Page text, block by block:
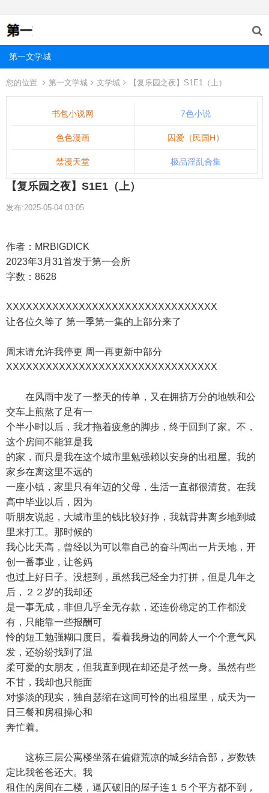
第一文学城
您的位置 第一文学城 文学城 【复乐园之夜】S1E1（上）
书包小说网 7色小说
色色漫画 囚爱（民国H）
禁漫天堂 极品淫乱合集
【复乐园之夜】S1E1（上）
发布:2025-05-04 03:05
作者：MRBIGDICK
2023年3月31首发于第一会所
字数：8628
XXXXXXXXXXXXXXXXXXXXXXXXXXXXXXXX
让各位久等了 第一季第一集的上部分来了
周末请允许我停更 周一再更新中部分
XXXXXXXXXXXXXXXXXXXXXXXXXXXXXXXX
在风雨中发了一整天的传单，又在拥挤万分的地铁和公
交车上煎熬了足有一
个半小时以后，我才拖着疲惫的脚步，终于回到了家。不，
这个房间不能算是我
的家，而只是我在这个城市里勉强赖以安身的出租屋。我的
家乡在离这里不远的
一座小镇，家里只有年迈的父母，生活一直都很清贫。在我
高中毕业以后，因为
听朋友说起，大城市里的钱比较好挣，我就背井离乡地到城
里来打工。那时候的
我心比天高，曾经以为可以靠自己的奋斗闯出一片天地，开
创一番事业，让爸妈
也过上好日子。没想到，虽然我已经全力打拼，但是几年之
后，２２岁的我却还
是一事无成，非但几乎全无存款，还连份稳定的工作都没
有，只能靠一些报酬可
怜的短工勉强糊口度日。看着我身边的同龄人一个个意气风
发，还纷纷找到了温
柔可爱的女朋友，但我直到现在却还是孑然一身。虽然有些
不甘，我却也只能面
对惨淡的现实，独自瑟缩在这间可怜的出租屋里，成天为一
日三餐和房租操心和
奔忙着。
这栋三层公寓楼坐落在偏僻荒凉的城乡结合部，岁数铁
定比我爸爸还大。我
租住的房间在二楼，逼仄破旧的屋子连１５个平方都不到，